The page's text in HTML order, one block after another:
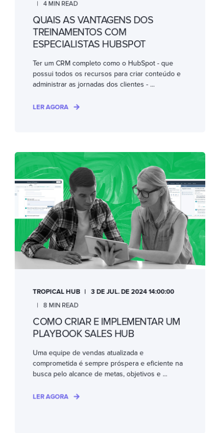
4 MIN READ
QUAIS AS VANTAGENS DOS
TREINAMENTOS COM
ESPECIALISTAS HUBSPOT
Ter um CRM completo como o HubSpot - que
possui todos os recursos para criar conteúdo e
administrar as jornadas dos clientes - ...
LER AGORA
TROPICAL HUB 3 DE JUL. DE 2024 14:00:00
8 MIN READ
COMO CRIAR E IMPLEMENTAR UM
PLAYBOOK SALES HUB
Uma equipe de vendas atualizada e
comprometida é sempre próspera e eficiente na
busca pelo alcance de metas, objetivos e ...
LER AGORA